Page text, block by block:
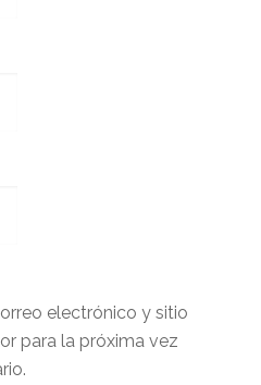
electrónico y sitio
para la próxima vez